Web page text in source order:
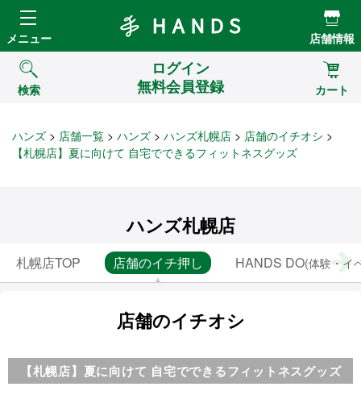
Hands ハンズ
メニュー 店舗情報
検索
ログイン
無料会員登録
カート
ハンズ 店舗一覧 ハンズ ハンズ札幌店
店舗のイチオシ
【札幌店】夏に向けて 自宅でできるフィットネスグッズ
ハンズ札幌店
札幌店TOP 店舗のイチ押し HANDS DO(体験・イ
店舗のイチオシ
【札幌店】夏に向けて 自宅でできるフィットネスグッズ